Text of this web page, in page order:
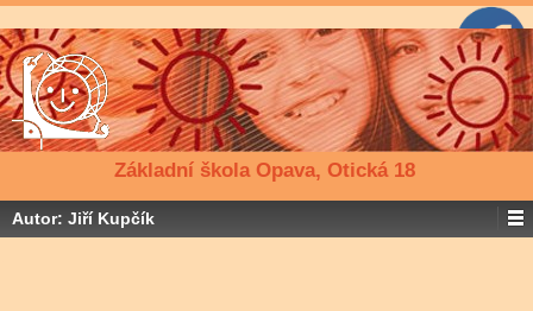
Základní škola Opava, Otická 18
Autor: Jiří Kupčík